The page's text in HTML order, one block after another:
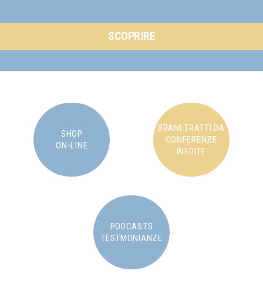
SCOPRIRE
SHOP
ON-LINE
BRANI TRATTI DA
CONFERENZE
INEDITE
PODCASTS
TESTMONIANZE